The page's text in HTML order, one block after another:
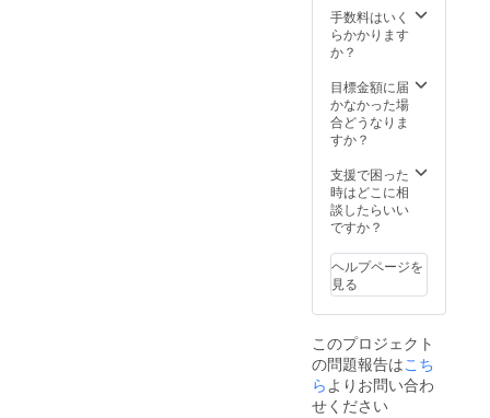
手数料はいく
らかかります
か？
目標金額に届
かなかった場
合どうなりま
すか？
支援で困った
時はどこに相
談したらいい
ですか？
ヘルプページを
見る
このプロジェクト
の問題報告はこち
ら よりお問い合わ
せください